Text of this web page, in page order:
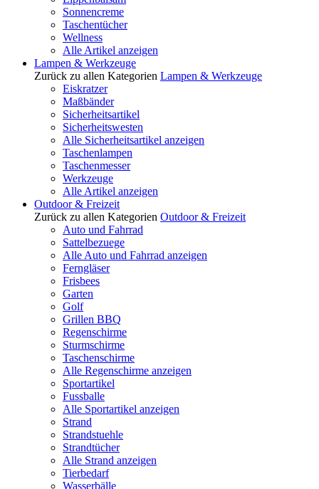
Sonnencreme
Taschentücher
Wellness
Alle Artikel anzeigen
Lampen & Werkzeuge
Zurück zu allen Kategorien Lampen & Werkzeuge
Eiskratzer
Maßbänder
Sicherheitsartikel
Sicherheitswesten
Alle Sicherheitsartikel anzeigen
Taschenlampen
Taschenmesser
Werkzeuge
Alle Artikel anzeigen
Outdoor & Freizeit
Zurück zu allen Kategorien Outdoor & Freizeit
Auto und Fahrrad
Sattelbezuege
Alle Auto und Fahrrad anzeigen
Ferngläser
Frisbees
Garten
Golf
Grillen BBQ
Regenschirme
Sturmschirme
Taschenschirme
Alle Regenschirme anzeigen
Sportartikel
Fussballe
Alle Sportartikel anzeigen
Strand
Strandstuehle
Strandtücher
Alle Strand anzeigen
Tierbedarf
Wasserbälle